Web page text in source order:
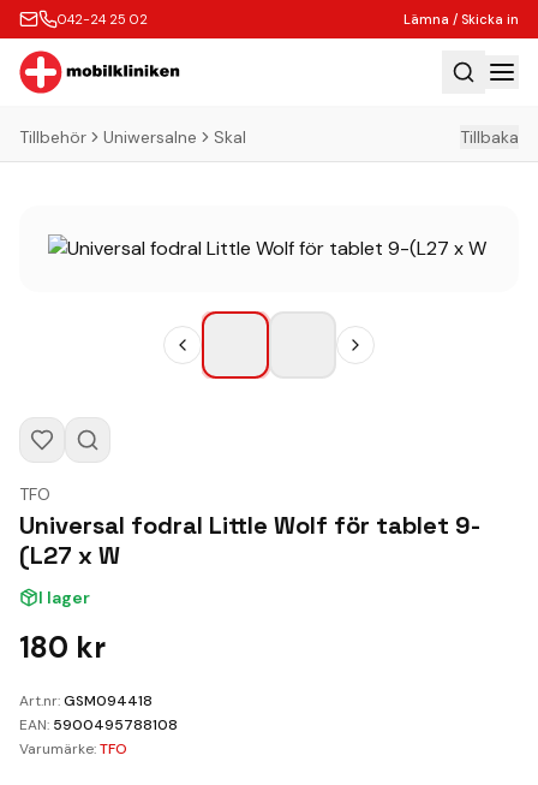
042-24 25 02 Lämna / Skicka in
Hem
Köp
Lämna / Skicka in
Butik
Kontakt
Kundvagn
Tillbehör Uniwersalne Skal Tillbaka
TFO
Universal fodral Little Wolf för tablet 9-
(L27 x W
I lager
180 kr
Art.nr:GSM094418
EAN: 5900495788108
Varumärke:TFO